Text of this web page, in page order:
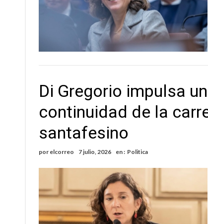
Di Gregorio impulsa
continuidad de la
santafesino
por elcorreo 7 julio, 2026 en : Politica